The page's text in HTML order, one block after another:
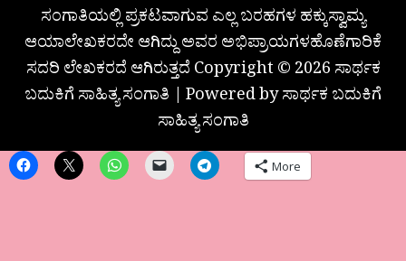
ಸಂಗಾತಿಯಲ್ಲಿ ಪ್ರಕಟವಾಗುವ ಎಲ್ಲ ಬರಹಗಳ ಹಕ್ಕುಸ್ವಾಮ್ಯ
ಆಯಾಲೇಖಕರದೇ ಆಗಿದ್ದು ಅವರ ಅಭಿಪ್ರಾಯಗಳಹೊಣೆಗಾರಿಕೆ
ಸದರಿ ಲೇಖಕರದೆ ಆಗಿರುತ್ತದೆ Copyright © 2026 ಸಾರ್ಥಕ
ಬದುಕಿಗೆ ಸಾಹಿತ್ಯ ಸಂಗಾತಿ | Powered by ಸಾರ್ಥಕ ಬದುಕಿಗೆ
ಸಾಹಿತ್ಯ ಸಂಗಾತಿ
More